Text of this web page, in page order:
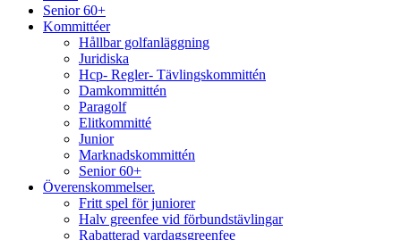
Senior 60+
Kommittéer
Hållbar golfanläggning
Juridiska
Hcp- Regler- Tävlingskommittén
Damkommittén
Paragolf
Elitkommitté
Junior
Marknadskommittén
Senior 60+
Överenskommelser.
Fritt spel för juniorer
Halv greenfee vid förbundstävlingar
Rabatterad vardagsgreenfee